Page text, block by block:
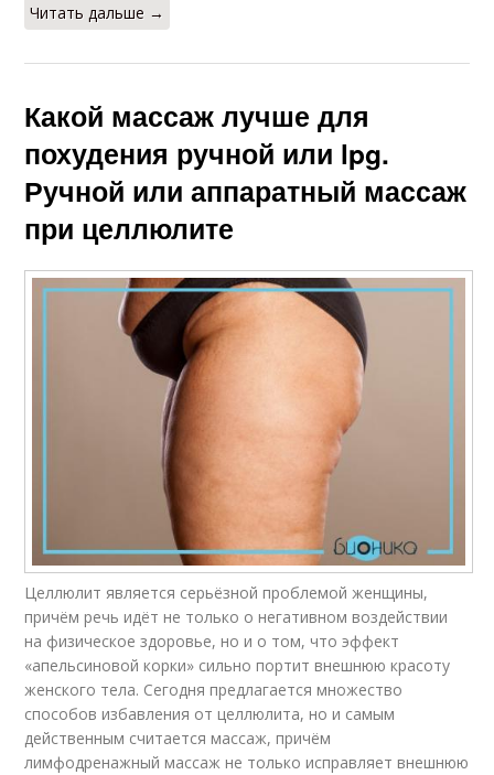
Читать дальше →
Какой массаж лучше для
похудения ручной или lpg.
Ручной или аппаратный массаж
при целлюлите
Целлюлит является серьёзной проблемой женщины,
причём речь идёт не только о негативном воздействии
на физическое здоровье, но и о том, что эффект
«апельсиновой корки» сильно портит внешнюю красоту
женского тела. Сегодня предлагается множество
способов избавления от целлюлита, но и самым
действенным считается массаж, причём
лимфодренажный массаж не только исправляет внешнюю